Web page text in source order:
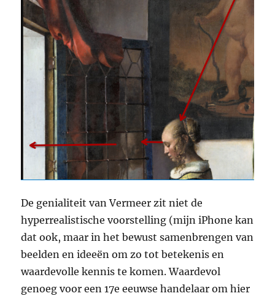
De genialiteit van Vermeer zit niet de
hyperrealistische voorstelling (mijn iPhone kan
dat ook, maar in het bewust samenbrengen van
beelden en ideeën om zo tot betekenis en
waardevolle kennis te komen. Waardevol
genoeg voor een 17e eeuwse handelaar om hier